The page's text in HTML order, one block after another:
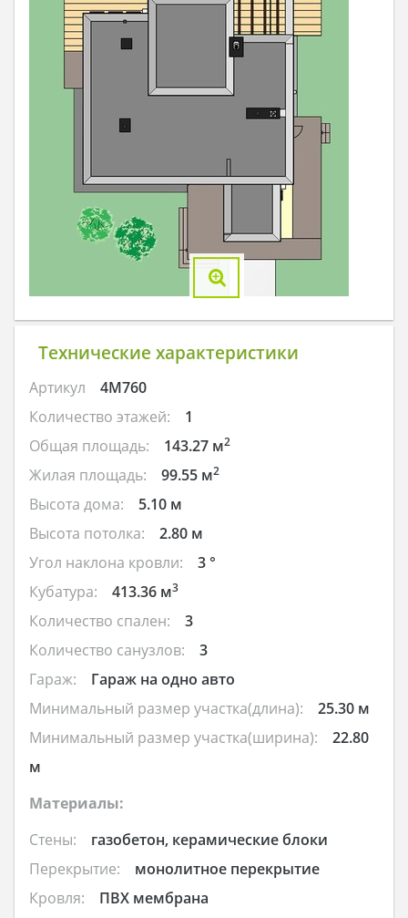
Технические характеристики
Артикул
4M760
Количество этажей:
1
Общая площадь:
143.27 м2
Жилая площадь: 99.55 м2
Высота дома:
5.10 м
Высота потолка:
2.80 м
Угол наклона кровли:
3 °
Кубатура:
413.36 м3
Количество спален:
3
Количество санузлов:
3
Гараж:
Гараж на одно авто
Минимальный размер участка(длина):
25.30 м
Минимальный размер участка(ширина):
22.80
м
Материалы:
Стены:
газобетон, керамические блоки
Перекрытие:
монолитное перекрытие
Кровля:
ПВХ мембрана